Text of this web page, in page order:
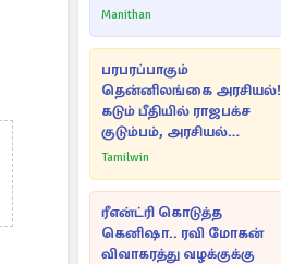
தேஜலட்சுமி!
Manithan
பரபரப்பாகும்
தென்னிலங்கை அரசியல்!
கடும் பீதியில் ராஜபக்ச
குடும்பம், அரசியல்
நட்புகள்
Tamilwin
ரீஎன்ட்ரி கொடுத்த
கெனிஷா.. ரவி மோகன்
விவாகரத்து வழக்குக்கு